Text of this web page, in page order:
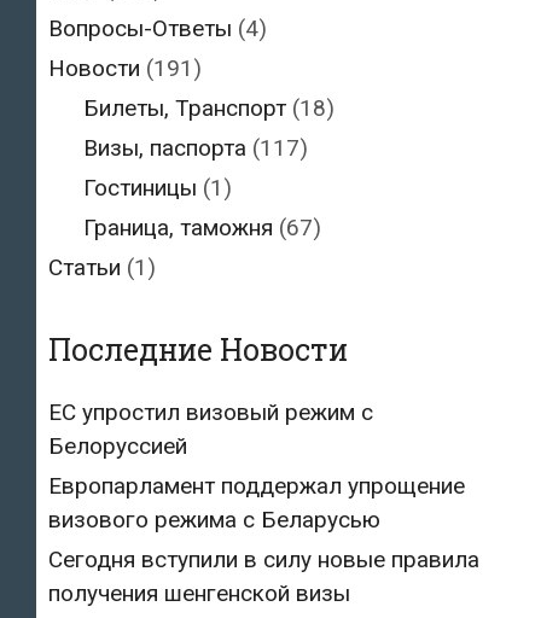
Вопросы-Ответы (4)
Новости (191)
Билеты, Транспорт(18)
Визы, паспорта (117)
Гостиницы (1)
Граница, таможня (67)
Статьи (1)
Последние Новости
ЕС упростил визовый режим с
Белоруссией
Европарламент поддержал упрощение
визового режима с Беларусью
Сегодня вступили в силу новые правила
получения шенгенской визы